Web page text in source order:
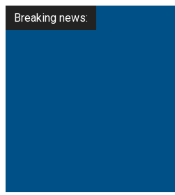
Breaking news: